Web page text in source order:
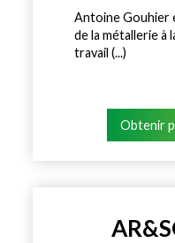
Antoine Gouhier
de la métallerie à
travail (...)
Obtenir